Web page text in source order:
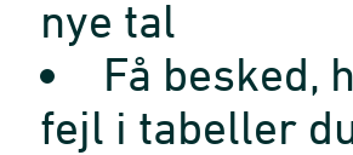
nye tal
Få besked,
fejl i tabeller